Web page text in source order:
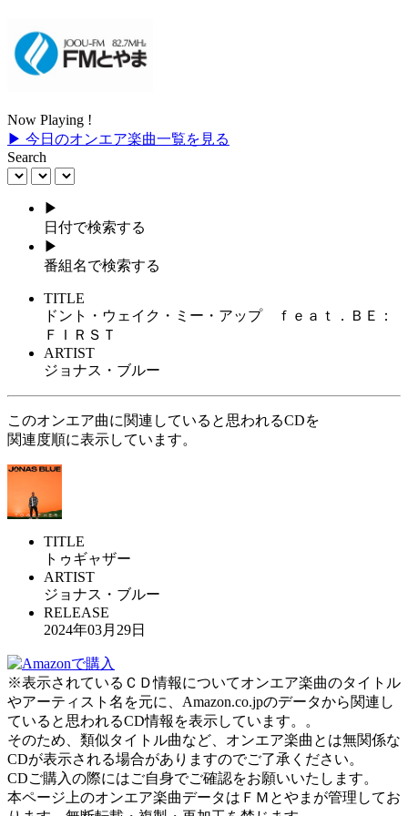
Now Playing !
▶ 今日のオンエア楽曲一覧を見る
Search
▶
日付で検索する
▶
番組名で検索する
TITLE
ドント・ウェイク・ミー・アップ ｆｅａｔ．ＢＥ：
ＦＩＲＳＴ
ARTIST
ジョナス・ブルー
このオンエア曲に関連していると思われるCDを
関連度順に表示しています。
TITLE
トゥギャザー
ARTIST
ジョナス・ブルー
RELEASE
2024年03月29日
※表示されているＣＤ情報についてオンエア楽曲のタイトル
やアーティスト名を元に、Amazon.co.jpのデータから関連し
ていると思われるCD情報を表示しています。。
そのため、類似タイトル曲など、オンエア楽曲とは無関係な
CDが表示される場合がありますのでご了承ください。
CDご購入の際にはご自身でご確認をお願いいたします。
本ページ上のオンエア楽曲データはＦＭとやまが管理してお